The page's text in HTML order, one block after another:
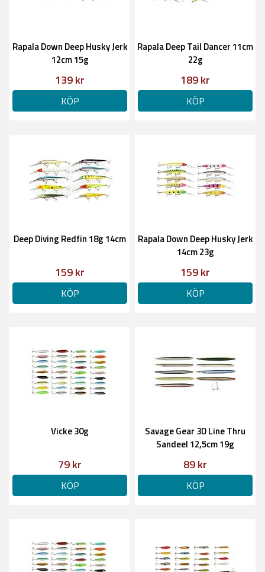
Rapala Down Deep Husky Jerk
12cm 15g
139 kr
KÖP
Rapala Deep Tail Dancer 11cm
22g
189 kr
KÖP
Deep Diving Redfin 18g 14cm
159 kr
KÖP
Rapala Down Deep Husky Jerk
14cm 23g
159 kr
KÖP
Vicke 30g
79 kr
KÖP
Savage Gear 3D Line Thru
Sandeel 12,5cm 19g
89 kr
KÖP